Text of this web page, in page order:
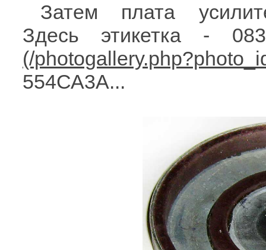
Затем плата
Здесь этикетка -
554СА3А...